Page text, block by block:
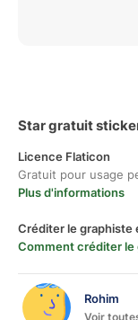
Star gratuit
Licence Flaticon
Gratuit pour usage
Plus d'informations
Créditer le graphiste
Comment créditer le
Rohim
Voir